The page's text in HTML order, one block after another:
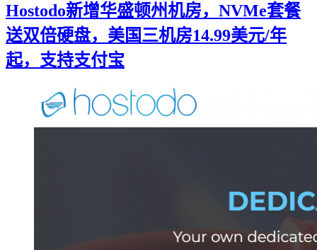
Hostodo新增华盛顿州机房，NVMe套餐
送双倍硬盘，美国三机房14.99美元/年
起，支持支付宝